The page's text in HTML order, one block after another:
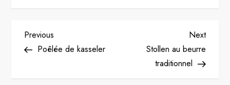
P
Previous
Post
Previous
Poêlée de kasseler
Next
Post
Next
Stollen au beurre
traditionnel